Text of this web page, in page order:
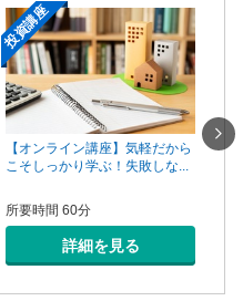
投資講座
【オンライン講座】気軽だから
こそしっかり学ぶ！失敗しな...
所要時間 60分
詳細を見る
【オ